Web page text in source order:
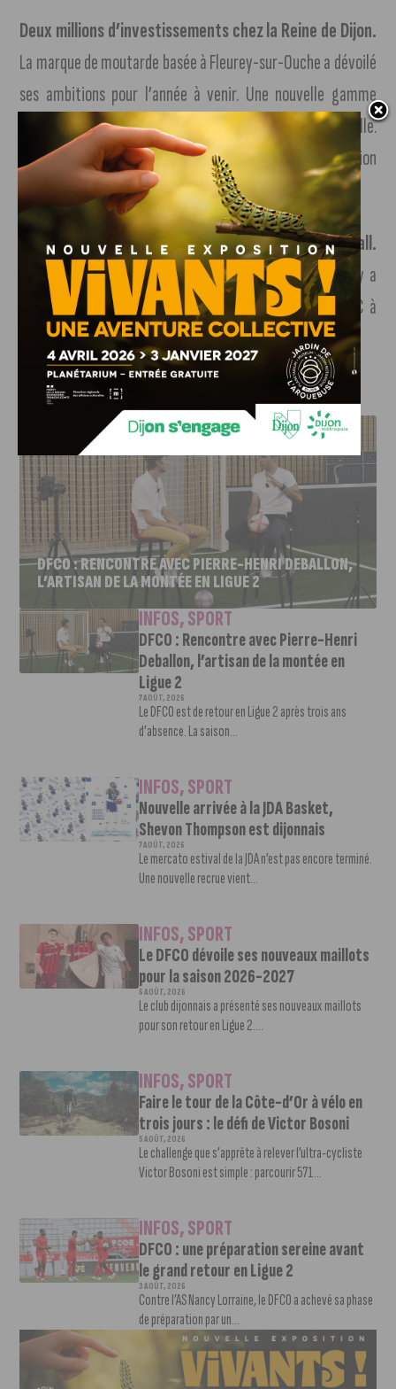
Deux millions d’investissements chez la Reine de Dijon.
La marque de moutarde basée à Fleurey-sur-Ouche a dévoilé
ses ambitions pour l’année à venir. Une nouvelle gamme
arrive en rayon, tout comme une nouvelle identité visuelle.
L’investissement portera également sur une amélioration
des équipements, notamment sur le système du froid.
Les 32ème de finale de Coupe de France de football.
Dijon jouera demain contre Lille à 19h. En attendant, il y a
d’autres rencontres dès ce mardi. Avec Lorient Paris FC à
18h30, ou encore Lyon Ajaccio à 21h ce soir.
J'AIME LE DFCO
DFCO : RENCONTRE AVEC PIERRE-HENRI DEBALLON,
L’ARTISAN DE LA MONTÉE EN LIGUE 2
INFOS,SPORT
DFCO : Rencontre avec Pierre-Henri
Deballon, l’artisan de la montée en
Ligue 2
7 AOÛT, 2026
Le DFCO est de retour en Ligue 2 après trois ans
d’absence. La saison...
INFOS,SPORT
Nouvelle arrivée à la JDA Basket,
Shevon Thompson est dijonnais
7 AOÛT, 2026
Le mercato estival de la JDA n’est pas encore terminé.
Une nouvelle recrue vient...
INFOS,SPORT
Le DFCO dévoile ses nouveaux maillots
pour la saison 2026-2027
6 AOÛT, 2026
Le club dijonnais a présenté ses nouveaux maillots
pour son retour en Ligue 2....
INFOS,SPORT
Faire le tour de la Côte-d’Or à vélo en
trois jours : le défi de Victor Bosoni
5 AOÛT, 2026
Le challenge que s’apprête à relever l’ultra-cycliste
Victor Bosoni est simple : parcourir 571...
INFOS,SPORT
DFCO : une préparation sereine avant
le grand retour en Ligue 2
3 AOÛT, 2026
Contre l’AS Nancy Lorraine, le DFCO a achevé sa phase
de préparation par un...